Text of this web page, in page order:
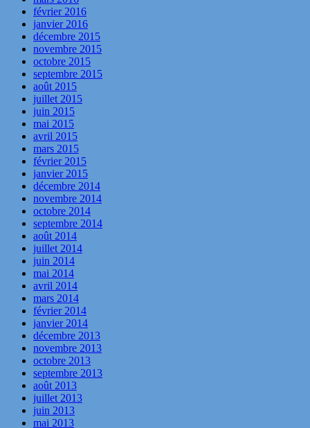
février 2016
janvier 2016
décembre 2015
novembre 2015
octobre 2015
septembre 2015
août 2015
juillet 2015
juin 2015
mai 2015
avril 2015
mars 2015
février 2015
janvier 2015
décembre 2014
novembre 2014
octobre 2014
septembre 2014
août 2014
juillet 2014
juin 2014
mai 2014
avril 2014
mars 2014
février 2014
janvier 2014
décembre 2013
novembre 2013
octobre 2013
septembre 2013
août 2013
juillet 2013
juin 2013
mai 2013